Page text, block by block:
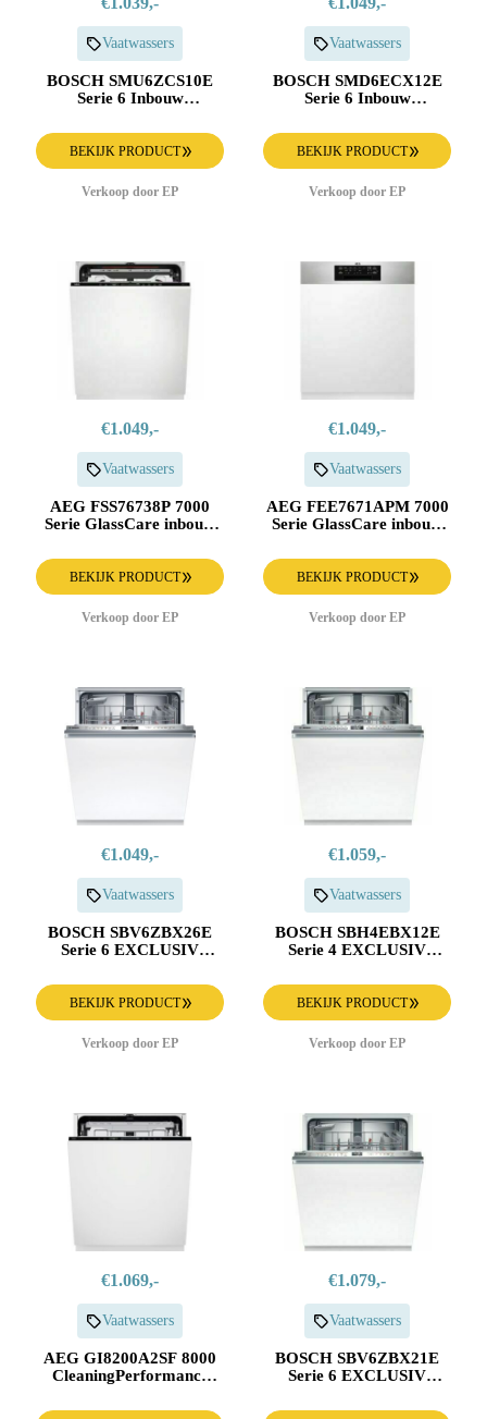
Vaatwassers
BOSCH SMU6ZCS10E
Serie 6 Inbouw
BEKIJK PRODUCT
Verkoop door EP
Vaatwassers
BOSCH SMD6ECX12E
Serie 6 Inbouw
BEKIJK PRODUCT
Verkoop door EP
€1.049,-
Vaatwassers
AEG FSS76738P 7000
Serie GlassCare inbouw
BEKIJK PRODUCT
Verkoop door EP
€1.049,-
Vaatwassers
AEG FEE7671APM 7000
Serie GlassCare inbouw
BEKIJK PRODUCT
Verkoop door EP
€1.049,-
Vaatwassers
BOSCH SBV6ZBX26E
Serie 6 EXCLUSIV
BEKIJK PRODUCT
Verkoop door EP
€1.059,-
Vaatwassers
BOSCH SBH4EBX12E
Serie 4 EXCLUSIV
BEKIJK PRODUCT
Verkoop door EP
€1.069,-
Vaatwassers
AEG GI8200A2SF 8000
CleaningPerformance
€1.079,-
Vaatwassers
BOSCH SBV6ZBX21E
Serie 6 EXCLUSIV